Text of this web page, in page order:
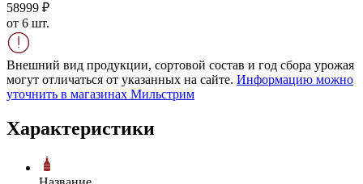
58999 ₽
от 6 шт.
Внешний вид продукции, сортовой состав и год сбора урожая
могут отличаться от указанных на сайте. Информацию можно
уточнить в магазинах Мильстрим
Характеристики